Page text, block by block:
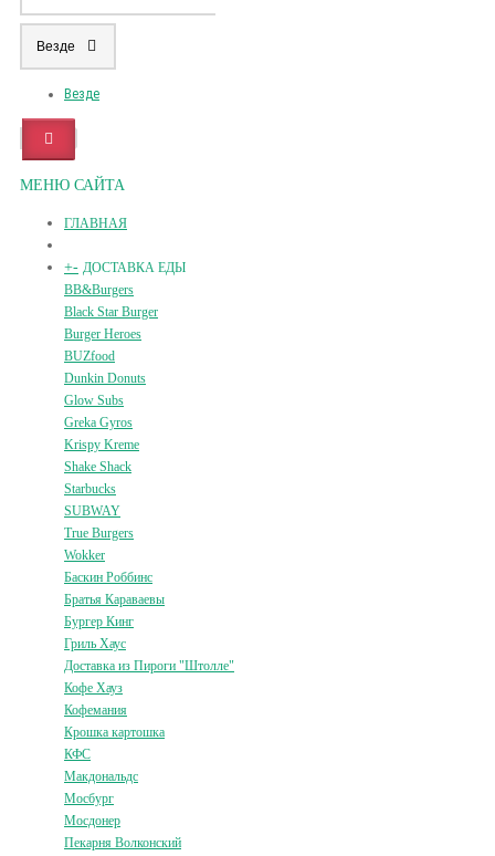
Везде
Везде
МЕНЮ САЙТА
ГЛАВНАЯ
+- ДОСТАВКА ЕДЫ
BB&Burgers
Black Star Burger
Burger Heroes
BUZfood
Dunkin Donuts
Glow Subs
Greka Gyros
Krispy Kreme
Shake Shack
Starbucks
SUBWAY
True Burgers
Wokker
Баскин Роббинс
Братья Караваевы
Бургер Кинг
Гриль Хаус
Доставка из Пироги "Штолле"
Кофе Хауз
Кофемания
Крошка картошка
КФС
Макдональдс
Мосбург
Мосдонер
Пекарня Волконский